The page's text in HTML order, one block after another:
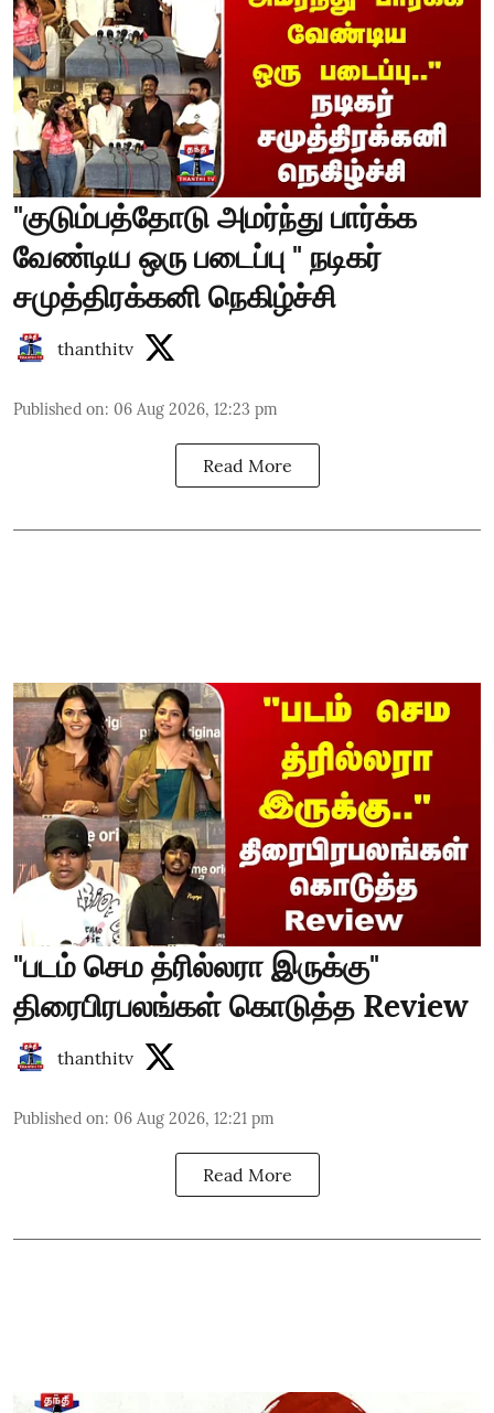
"குடும்பத்தோடு அமர்ந்து பார்க்க
வேண்டிய ஒரு படைப்பு " நடிகர்
சமுத்திரக்கனி நெகிழ்ச்சி
thanthitv
Published on: 06 Aug 2026, 12:23 pm
Read More
"படம் செம த்ரில்லரா இருக்கு"
திரைபிரபலங்கள் கொடுத்த Review
thanthitv
Published on: 06 Aug 2026, 12:21 pm
Read More